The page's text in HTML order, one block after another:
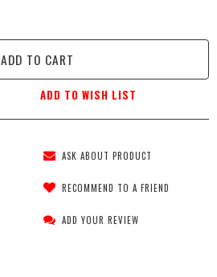
ADD TO CART
ADD TO WISH LIST
ASK ABOUT PRODUCT
RECOMMEND TO A FRIEND
ADD YOUR REVIEW